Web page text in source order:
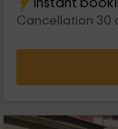
Cancellation 30